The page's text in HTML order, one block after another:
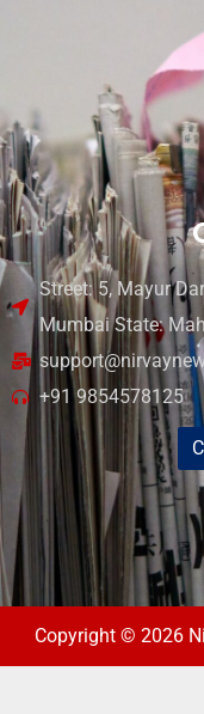
Street: 5, Mayur
Mumbai State:
+91 9854578125
Copyright © 2026